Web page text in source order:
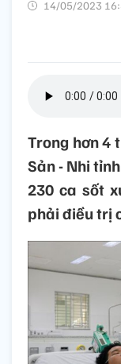
14/05/2023
Trong hơn 4
Sản - Nhi
230 ca sốt
phải điều trị